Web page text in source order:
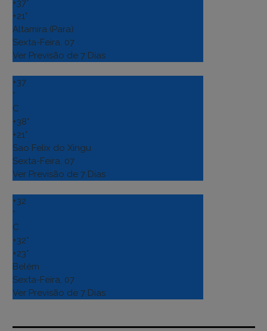
+37°
+21°
Altamira (Para)
Sexta-Feira, 07
Ver Previsão de 7 Dias
+37
°
C
+38°
+21°
Sao Felix do Xingu
Sexta-Feira, 07
Ver Previsão de 7 Dias
+32
°
C
+32°
+23°
Belém
Sexta-Feira, 07
Ver Previsão de 7 Dias